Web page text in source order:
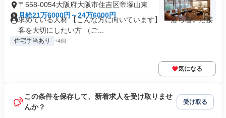
〒558-0054大阪府大阪市住吉区帝塚山東
月給21万6000円～24万6000円
求めている人材 【こんな方に向いています】 ・落ち着いた接
客を大切にしたい方 （ご...
住宅手当あり +4個
気になる
この条件を保存して、新着求人を受け取りませ
んか？
受け取る